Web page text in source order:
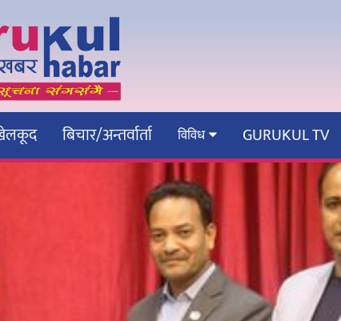
बिचार/अन्तर्वार्ता विविध GURUKUL TV